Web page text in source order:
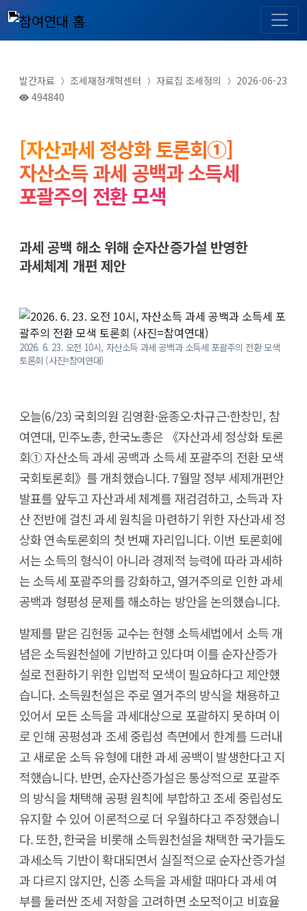
발간자료 조세재정개혁센터 자료집 조세정의
2026-06-23
494840
[자산과세 정상화 토론회①]
자산소득 과세 공백과 소득세
포괄주의 전환 모색
과세 공백 해소 위해 순자산증가설 반영한
과세체계 개편 제안
2026. 6. 23. 오전 10시, 자산소득 과세 공백과 소득세 포괄주의 전환 모색
토론회 (사진=참여연대)
오늘(6/23) 국회의원 김영환·윤종오·차규근·한창민, 참
여연대, 민주노총, 한국노총은 《자산과세 정상화 토론
회① 자산소득 과세 공백과 소득세 포괄주의 전환 모색
국회토론회》를 개최했습니다. 7월말 정부 세제개편안
발표를 앞두고 자산과세 체계를 재검검하고, 소득과 자
산 전반에 걸친 과세 원칙을 마련하기 위한 자산과세 정
상화 연속토론회의 첫 번째 자리입니다. 이번 토론회에
서는 소득의 형식이 아니라 경제적 능력에 따라 과세하
는 소득세 포괄주의를 강화하고, 열거주의로 인한 과세
공백과 형평성 문제를 해소하는 방안을 논의했습니다.
발제를 맡은 김현동 교수는 현행 소득세법에서 소득 개
념은 소득원천설에 기반하고 있다며 이를 순자산증가
설로 전환하기 위한 입법적 모색이 필요하다고 제안했
습니다. 소득원천설은 주로 열거주의 방식을 채용하고
있어서 모든 소득을 과세대상으로 포괄하지 못하며 이
로 인해 공평성과 조세 중립성 측면에서 한계를 드러내
고 새로운 소득 유형에 대한 과세 공백이 발생한다고 지
적했습니다. 반면, 순자산증가설은 통상적으로 포괄주
의 방식을 채택해 공평 원칙에 부합하고 조세 중립성도
유지할 수 있어 이론적으로 더 우월하다고 주장했습니
다. 또한, 한국을 비롯해 소득원천설을 채택한 국가들도
과세소득 기반이 확대되면서 실질적으로 순자산증가설
과 다르지 않지만, 신종 소득을 과세할 때마다 과세 여
부를 둘러싼 조세 저항을 고려하면 소모적이고 비효율